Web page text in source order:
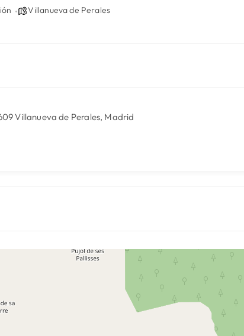
Villanueva de Perales
Villanueva de Perales, Madrid